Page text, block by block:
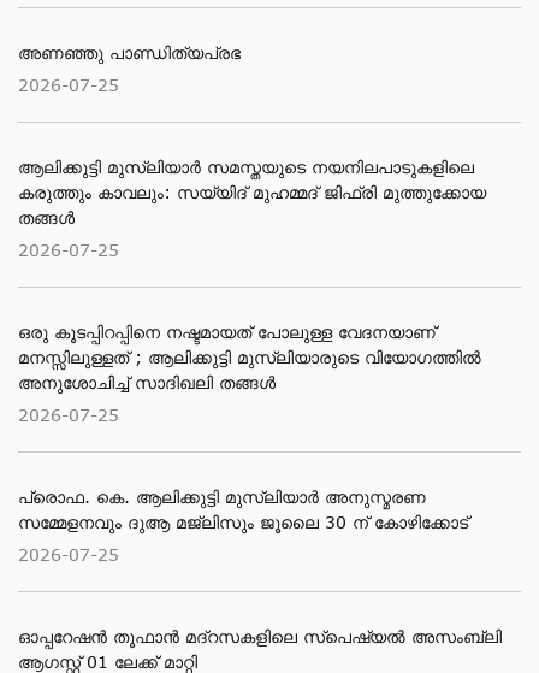
അണഞ്ഞു പാണ്ഡിത്യപ്രഭ
2026-07-25
ആലിക്കുട്ടി മുസ്‌ലിയാർ സമസ്തയുടെ നയനിലപാടുകളിലെ
കരുത്തും കാവലും: സയ്യിദ് മുഹമ്മദ് ജിഫ്രി മുത്തുക്കോയ
തങ്ങൾ
2026-07-25
ഒരു കൂടപ്പിറപ്പിനെ നഷ്ടമായത് പോലുള്ള വേദനയാണ്
മനസ്സിലുള്ളത് ; ആലിക്കുട്ടി മുസ്‌ലിയാരുടെ വിയോ​ഗത്തിൽ
അനുശോചിച്ച് സാദിഖലി തങ്ങൾ
2026-07-25
പ്രൊഫ. കെ. ആലിക്കുട്ടി മുസ്‌ലിയാർ അനുസ്മരണ
സമ്മേളനവും ദുആ മജ്ലിസും ജൂലൈ 30 ന് കോഴിക്കോട്
2026-07-25
ഓപ്പറേഷൻ തൂഫാൻ മദ്റസകളിലെ സ്പെഷ്യൽ അസംബ്ലി
ആഗസ്റ്റ് 01 ലേക്ക് മാറ്റി